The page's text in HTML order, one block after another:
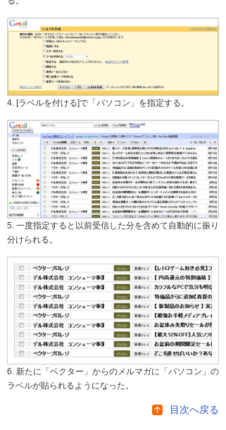
4. [ラベルを付ける]で「パソコン」を指定する。
5. 一度指定すると以前受信した分を含めて自動的に振り
分けられる。
6. 新たに「ベクター」からのメルマガに「パソコン」の
ラベルが貼られるようになった。
目次へ戻る